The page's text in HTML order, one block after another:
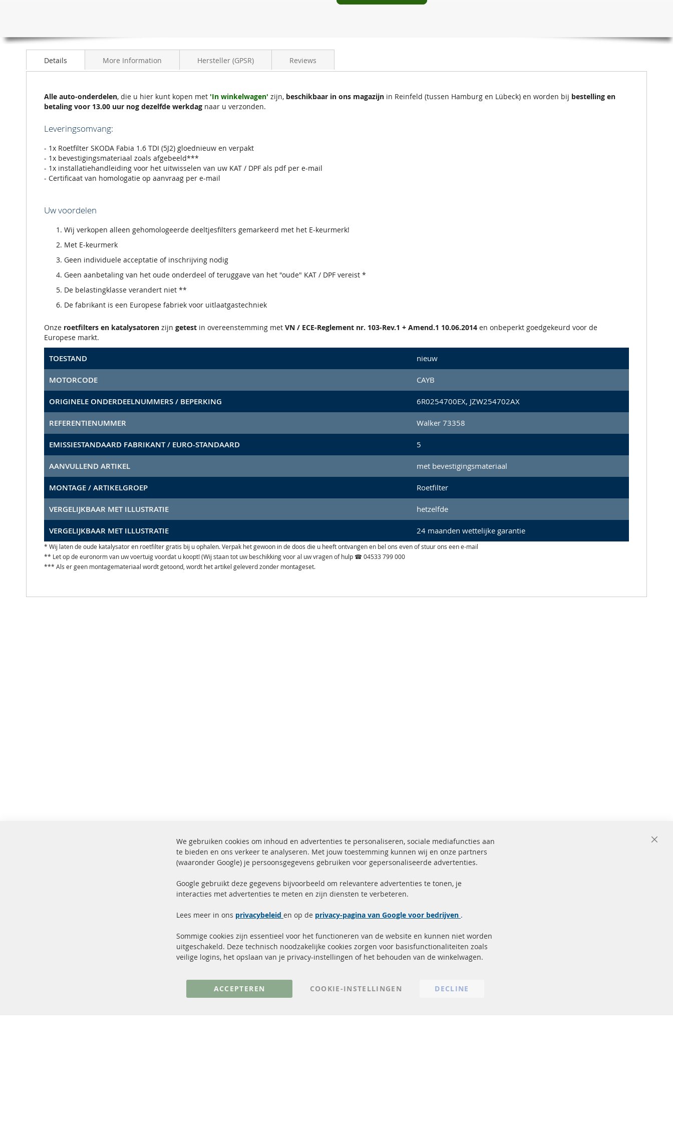
van
de
afbeeldingen-
gallerij
Details More Information Hersteller (GPSR) Reviews
Alle auto-onderdelen, die u hier kunt kopen met 'In winkelwagen' zijn, beschikbaar in ons magazijn in Reinfeld (tussen Hamburg en Lübeck) en worden bij bestelling en
betaling voor 13.00 uur nog dezelfde werkdag naar u verzonden.
Leveringsomvang:
- 1x Roetfilter SKODA Fabia 1.6 TDI (5J2) gloednieuw en verpakt
- 1x bevestigingsmateriaal zoals afgebeeld***
- 1x installatiehandleiding voor het uitwisselen van uw KAT / DPF als pdf per e-mail
- Certificaat van homologatie op aanvraag per e-mail
Uw voordelen
Wij verkopen alleen gehomologeerde deeltjesfilters gemarkeerd met het E-keurmerk!
Met E-keurmerk
Geen individuele acceptatie of inschrijving nodig
Geen aanbetaling van het oude onderdeel of teruggave van het "oude" KAT / DPF vereist *
De belastingklasse verandert niet **
De fabrikant is een Europese fabriek voor uitlaatgastechniek
Onze roetfilters en katalysatoren zijn getest in overeenstemming met VN / ECE-Reglement nr. 103-Rev.1 + Amend.1 10.06.2014 en onbeperkt goedgekeurd voor de
Europese markt.
TOESTAND nieuw
MOTORCODE CAYB
ORIGINELE ONDERDEELNUMMERS / BEPERKING 6R0254700EX, JZW254702AX
REFERENTIENUMMER Walker 73358
EMISSIESTANDAARD FABRIKANT / EURO-STANDAARD 5
AANVULLEND ARTIKEL met bevestigingsmateriaal
MONTAGE / ARTIKELGROEP Roetfilter
VERGELIJKBAAR MET ILLUSTRATIE hetzelfde
VERGELIJKBAAR MET ILLUSTRATIE 24 maanden wettelijke garantie
* Wij laten de oude katalysator en roetfilter gratis bij u ophalen. Verpak het gewoon in de doos die u heeft ontvangen en bel ons even of stuur ons een e-mail
** Let op de euronorm van uw voertuig voordat u koopt! (Wij staan tot uw beschikking voor al uw vragen of hulp ☎ 04533 799 000
*** Als er geen montagemateriaal wordt getoond, wordt het artikel geleverd zonder montageset.
Producten in voorraad
gehomologeerd met e-markering
Snelle links
Roetfilter reiniging
Katalysator (KAT)
FAQ
Kundenservice
Betaalmethoden
Verzendingskosten
AGB
Annuleringsvoorwaarden
Close
We gebruiken cookies om inhoud en advertenties te personaliseren, sociale mediafuncties aan
te bieden en ons verkeer te analyseren. Met jouw toestemming kunnen wij en onze partners
(waaronder Google) je persoonsgegevens gebruiken voor gepersonaliseerde advertenties.
Google gebruikt deze gegevens bijvoorbeeld om relevantere advertenties te tonen, je
interacties met advertenties te meten en zijn diensten te verbeteren.
Lees meer in ons privacybeleid en op de privacy-pagina van Google voor bedrijven .
Sommige cookies zijn essentieel voor het functioneren van de website en kunnen niet worden
uitgeschakeld. Deze technisch noodzakelijke cookies zorgen voor basisfunctionaliteiten zoals
veilige logins, het opslaan van je privacy-instellingen of het behouden van de winkelwagen.
ACCEPTEREN COOKIE-INSTELLINGEN DECLINE